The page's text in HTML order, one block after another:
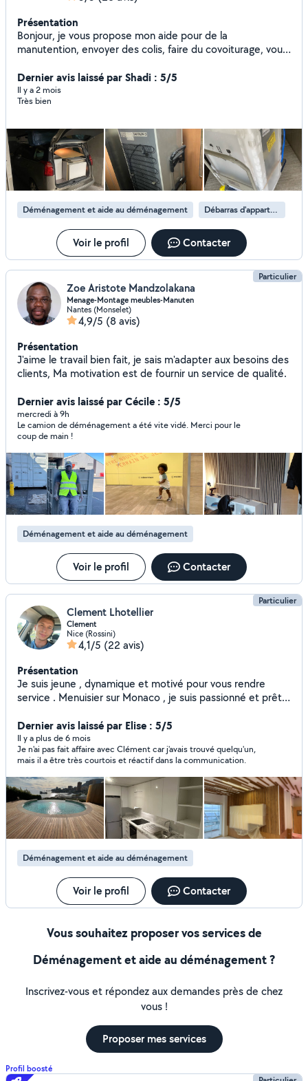
Présentation
Bonjour, je vous propose mon aide pour de la
manutention, envoyer des colis, faire du covoiturage, vous
Dernier avis laissé par Shadi : 5/5
Il y a 2 mois
Très bien
Déménagement et aide au déménagement Débarras d'appartement
Voir le profil Contacter
Particulier
Zoe Aristote Mandzolakana
Menage-Montage meubles-Manuten
Nantes (Monselet)
4,9/5 (8 avis)
Présentation
J'aime le travail bien fait, je sais m'adapter aux besoins des
clients, Ma motivation est de fournir un service de qualité.
Dernier avis laissé par Cécile : 5/5
mercredi à 9h
Le camion de déménagement a été vite vidé. Merci pour le
coup de main !
Déménagement et aide au déménagement
Voir le profil Contacter
Particulier
Clement Lhotellier
Clement
Nice (Rossini)
4,1/5 (22 avis)
Présentation
Je suis jeune , dynamique et motivé pour vous rendre
service . Menuisier sur Monaco , je suis passionné et prêt à
Dernier avis laissé par Elise : 5/5
Il y a plus de 6 mois
Je n'ai pas fait affaire avec Clément car j'avais trouvé quelqu'un,
mais il a être très courtois et réactif dans la communication.
Déménagement et aide au déménagement
Voir le profil Contacter
Vous souhaitez proposer vos services de
Déménagement et aide au déménagement ?
Inscrivez-vous et répondez aux demandes près de chez
vous !
Proposer mes services
Profil boosté